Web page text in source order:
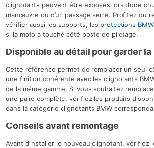
clignotants peuvent être exposés lors d’une
manœuvre ou d’un passage serré. Profitez du
vérifier aussi les supports, les protections BMW
si la moto a touché côté poste de pilotage.
Disponible au détail pour garder
Cette référence permet de remplacer un seul
une finition cohérente avec les clignotants
de la même gamme. Si vous souhaitez
une paire complète, vérifiez les produits
dans la catégorie clignotants BMW
Conseils avant remontage
Avant d’installer le nouveau clignotant, vérifiez